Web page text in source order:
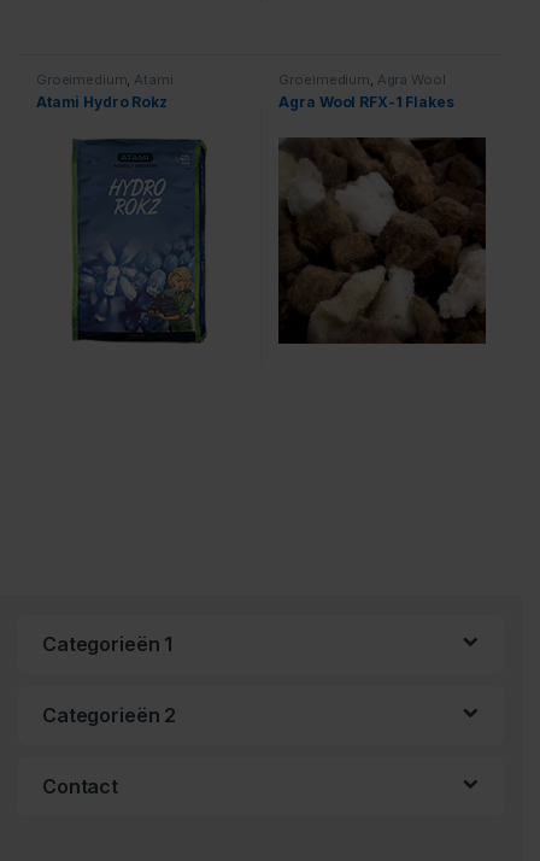
Groeimedium, Atami
Atami Hydro Rokz
Groeimedium, Agra Wool
Agra Wool RFX-1 Flakes
Categorieën 1
Categorieën 2
Contact